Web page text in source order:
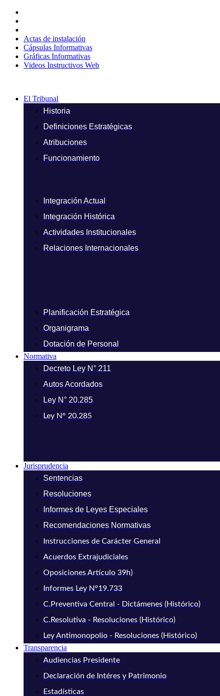
contenido
Actas de instalación
Cápsulas Informativas
Gráficas Informativas
Videos Instructivos Web
El Tribunal
Historia
Definiciones Estratégicas
Atribuciones
Funcionamiento
Integración Actual
Integración Histórica
Actividades Institucionales
Relaciones Internacionales
Planificación Estratégica
Organigrama
Dotación de Personal
Normativa
Decreto Ley N° 211
Autos Acordados
Ley N° 20.285
Ley N° 20.285
Jurisprudencia
Sentencias
Resoluciones
Informes de Leyes Especiales
Recomendaciones Normativas
Instrucciones de Carácter General
Acuerdos Extrajudiciales
Oposiciones Artículo 39h)
Informes Ley N°19.733
C.Preventiva Central - Dictámenes (Histórico)
C.Resolutiva - Resoluciones (Histórico)
Ley Antimonopolio - Resoluciones (Histórico)
Transparencia
Audiencias Presidente
Declaración de Intéres y Patrimonio
Estadísticas